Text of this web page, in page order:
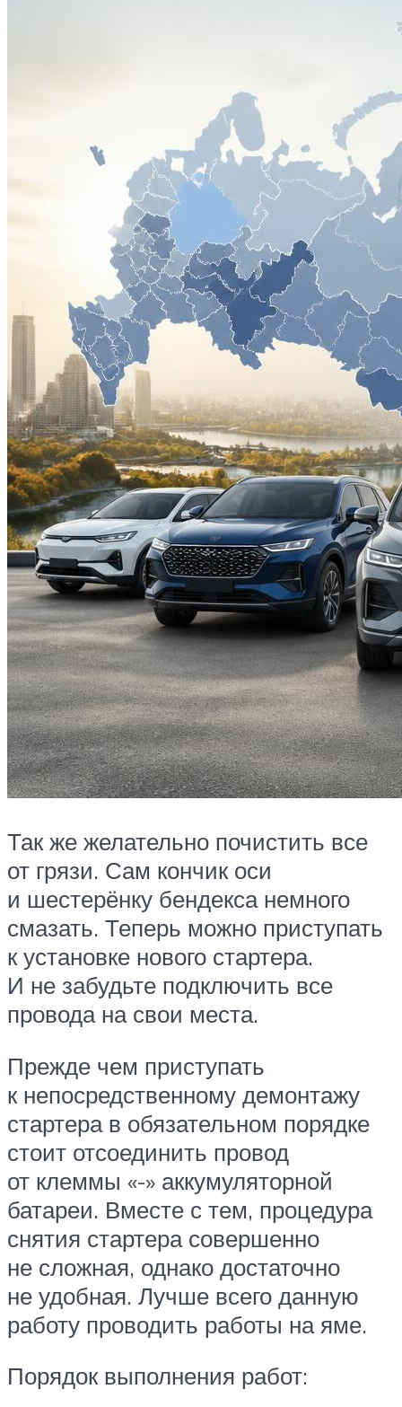
Так же желательно почистить все
от грязи. Сам кончик оси
и шестерёнку бендекса немного
смазать. Теперь можно приступать
к установке нового стартера.
И не забудьте подключить все
провода на свои места.
Прежде чем приступать
к непосредственному демонтажу
стартера в обязательном порядке
стоит отсоединить провод
от клеммы «-» аккумуляторной
батареи. Вместе с тем, процедура
снятия стартера совершенно
не сложная, однако достаточно
не удобная. Лучше всего данную
работу проводить работы на яме.
Порядок выполнения работ: